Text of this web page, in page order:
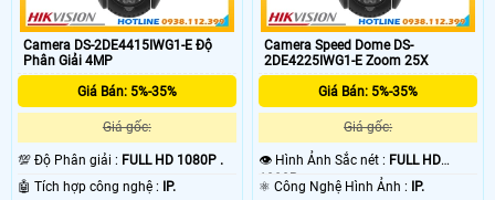
Camera DS-2DE4415IWG1-E Độ
Phân Giải 4MP
Giá Bán: 5%-35%
Giá gốc:
💯 Độ Phân giải : FULL HD 1080P .
🤖️ Tích hợp công nghệ : IP.
Camera Speed Dome DS-
2DE4225IWG1-E Zoom 25X
Giá Bán: 5%-35%
Giá gốc:
👁 Hình Ảnh Sắc nét : FULL HD
1080P .
⚛️ Công Nghệ Hình Ảnh : IP.